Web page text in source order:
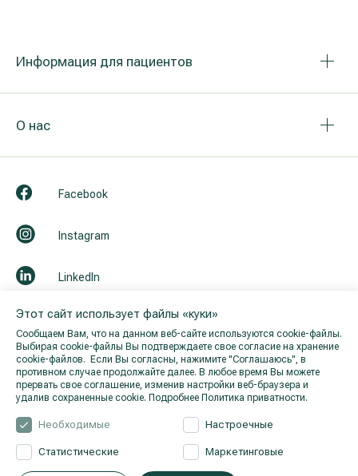
Этот сайт использует файлы «куки»
Сообщаем Вам, что на данном веб-сайте используются cookie-файлы.
Выбирая cookie-файлы Вы подтверждаете свое согласие на хранение
cookie-файлов. Если Вы согласны, нажимите "Cоглашаюсь", в
противном случае продолжайте далее. В любое время Вы можете
прервать свое соглашение, изменив настройки веб-браузера и
удалив сохраненные cookie. Подробнее Политика приватности.
Необходимые Настроечные
Статистические Маркетинговые
Информация для пациентов
О нас
Facebook
Instagram
LinkedIn
Youtube
© 2026 Hila. Все права защищены. Политика приватности